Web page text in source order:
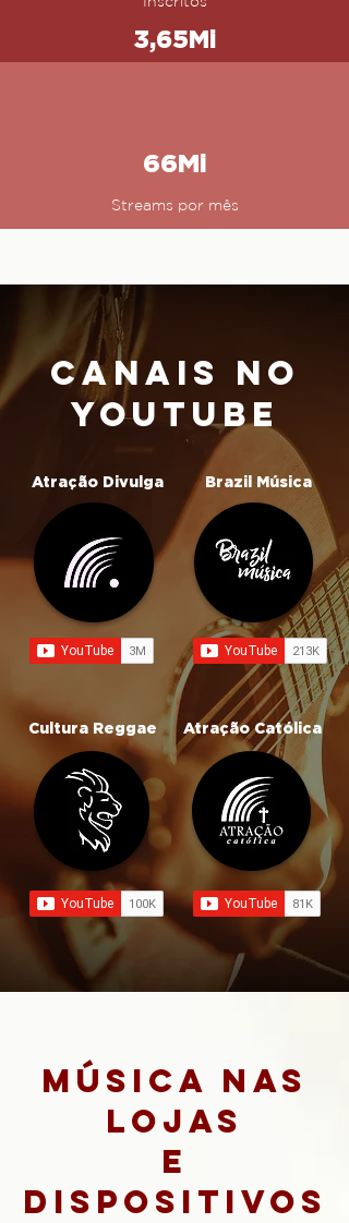
3,65Mi
66Mi
Streams por mês
canais no
youtube
Atração Divulga Brazil Música
Cultura Reggae Atração Católica
música nas
lojas
e
dispositivos